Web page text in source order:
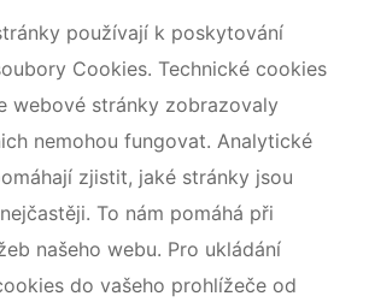
používají k poskytování
Cookies. Technické cookies
webové stránky zobrazovaly
nemohou fungovat. Analytické
zjistit, jaké stránky jsou
To nám pomáhá při
našeho webu. Pro ukládání
do vašeho prohlížeče od